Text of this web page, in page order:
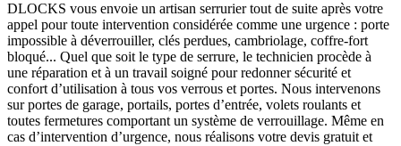
DLOCKS vous envoie un artisan serrurier tout de suite après votre
appel pour toute intervention considérée comme une urgence : porte
impossible à déverrouiller, clés perdues, cambriolage, coffre-fort
bloqué... Quel que soit le type de serrure, le technicien procède à
une réparation et à un travail soigné pour redonner sécurité et
confort d’utilisation à tous vos verrous et portes. Nous intervenons
sur portes de garage, portails, portes d’entrée, volets roulants et
toutes fermetures comportant un système de verrouillage. Même en
cas d’intervention d’urgence, nous réalisons votre devis gratuit et